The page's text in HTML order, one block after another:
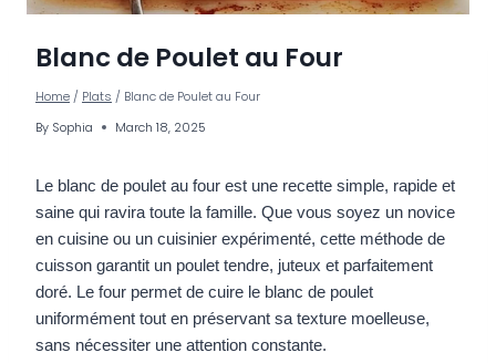
Blanc de Poulet au Four
Home / Plats / Blanc de Poulet au Four
By Sophia March 18, 2025
Le blanc de poulet au four est une recette simple, rapide et
saine qui ravira toute la famille. Que vous soyez un novice
en cuisine ou un cuisinier expérimenté, cette méthode de
cuisson garantit un poulet tendre, juteux et parfaitement
doré. Le four permet de cuire le blanc de poulet
uniformément tout en préservant sa texture moelleuse,
sans nécessiter une attention constante.